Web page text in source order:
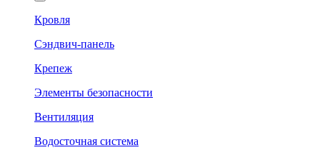
Кровля
Сэндвич-панель
Крепеж
Элементы безопасности
Вентиляция
Водосточная система